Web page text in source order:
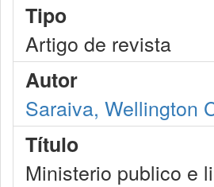
Tipo
Artigo de revista
Autor
Saraiva, Wellington
Título
Ministerio publico e